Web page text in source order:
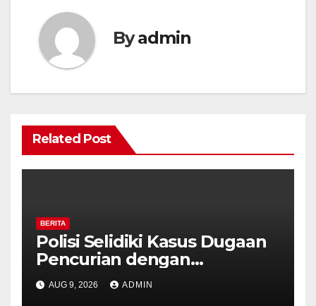
Byadmin
Related Post
BERITA
Polisi Selidiki Kasus Dugaan
Pencurian dengan
Kekerasan di Counter HP
Royal Phone Ambarawa.
AUG 9, 2026 ADMIN